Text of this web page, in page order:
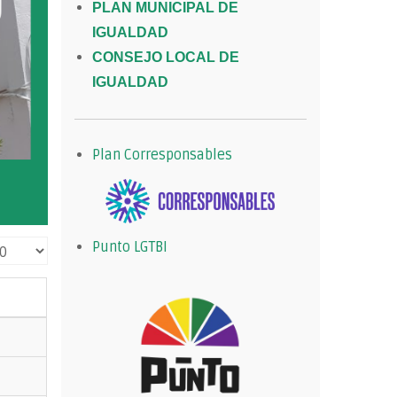
PLAN MUNICIPAL DE
IGUALDAD
CONSEJO LOCAL DE
IGUALDAD
Plan Corresponsables
Punto LGTBI